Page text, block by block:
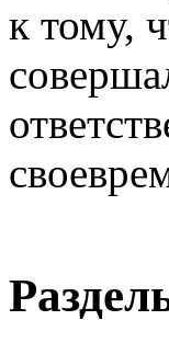
к тому,